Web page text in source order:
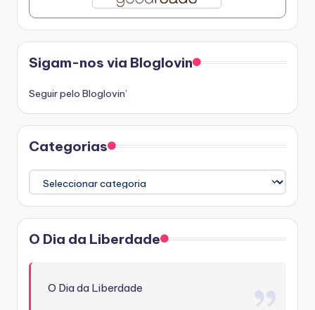
Sigam-nos via Bloglovin
Seguir pelo Bloglovin’
Categorias
Categorias
O Dia da Liberdade
O Dia da Liberdade